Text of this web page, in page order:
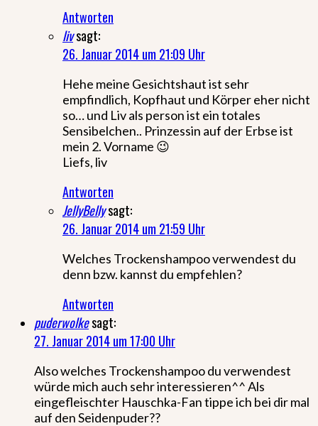
Antworten
livsagt:
26. Januar 2014 um 21:09 Uhr
Hehe meine Gesichtshaut ist sehr
empfindlich, Kopfhaut und Körper eher nicht
so… und Liv als person ist ein totales
Sensibelchen.. Prinzessin auf der Erbse ist
mein 2. Vorname 😉
Liefs, liv
Antworten
JellyBellysagt:
26. Januar 2014 um 21:59 Uhr
Welches Trockenshampoo verwendest du
denn bzw. kannst du empfehlen?
Antworten
puderwolkesagt:
27. Januar 2014 um 17:00 Uhr
Also welches Trockenshampoo du verwendest
würde mich auch sehr interessieren^^ Als
eingefleischter Hauschka-Fan tippe ich bei dir mal
auf den Seidenpuder??